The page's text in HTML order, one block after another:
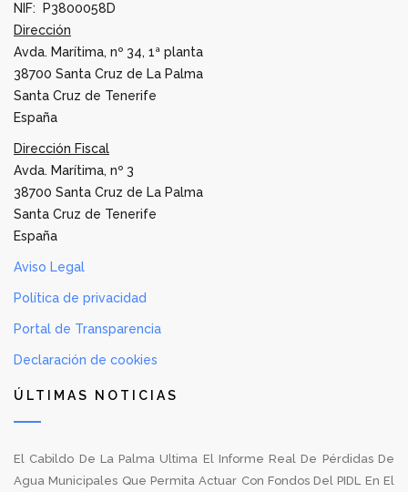
NIF: P3800058D
Dirección
Avda. Marítima, nº 34, 1ª planta
38700 Santa Cruz de La Palma
Santa Cruz de Tenerife
España
Dirección Fiscal
Avda. Marítima, nº 3
38700 Santa Cruz de La Palma
Santa Cruz de Tenerife
España
Aviso Legal
Política de privacidad
Portal de Transparencia
Declaración de cookies
ÚLTIMAS NOTICIAS
El Cabildo De La Palma Ultima El Informe Real De Pérdidas De
Agua Municipales Que Permita Actuar Con Fondos Del PIDL En El